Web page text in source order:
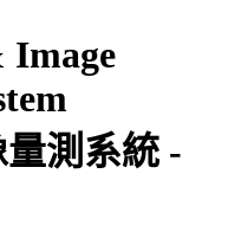
Image
測系統 -